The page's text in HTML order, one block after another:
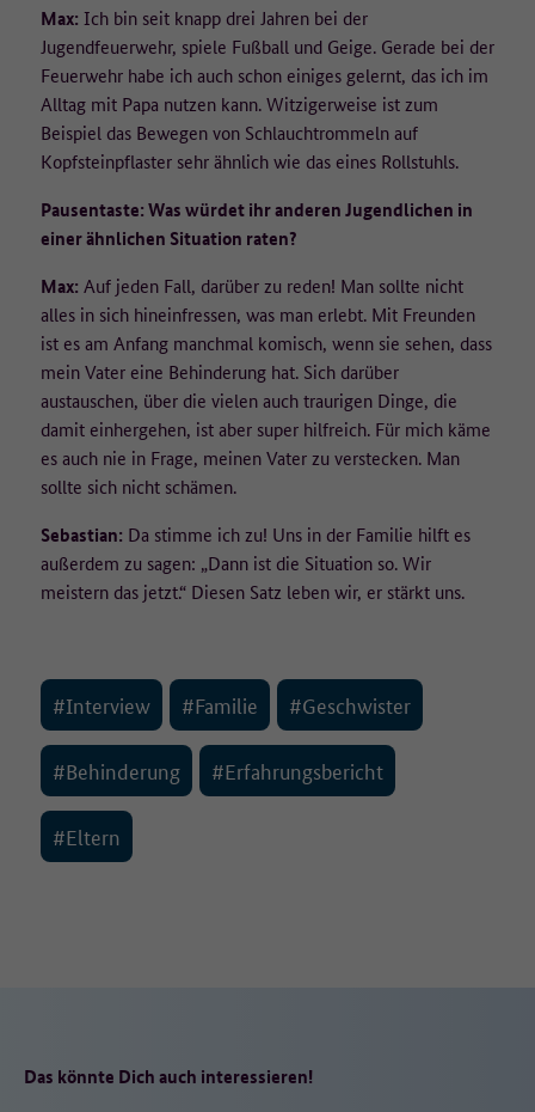
Max: Ich bin seit knapp drei Jahren bei der
Jugendfeuerwehr, spiele Fußball und Geige. Gerade bei der
Feuerwehr habe ich auch schon einiges gelernt, das ich im
Alltag mit Papa nutzen kann. Witzigerweise ist zum
Beispiel das Bewegen von Schlauchtrommeln auf
Kopfsteinpflaster sehr ähnlich wie das eines Rollstuhls.
Pausentaste: Was würdet ihr anderen Jugendlichen in
einer ähnlichen Situation raten?
Max: Auf jeden Fall, darüber zu reden! Man sollte nicht
alles in sich hineinfressen, was man erlebt. Mit Freunden
ist es am Anfang manchmal komisch, wenn sie sehen, dass
mein Vater eine Behinderung hat. Sich darüber
austauschen, über die vielen auch traurigen Dinge, die
damit einhergehen, ist aber super hilfreich. Für mich käme
es auch nie in Frage, meinen Vater zu verstecken. Man
sollte sich nicht schämen.
Sebastian: Da stimme ich zu! Uns in der Familie hilft es
außerdem zu sagen: „Dann ist die Situation so. Wir
meistern das jetzt.“ Diesen Satz leben wir, er stärkt uns.
#Interview #Familie #Geschwister
#Behinderung #Erfahrungsbericht
#Eltern
Das könnte Dich auch interessieren!